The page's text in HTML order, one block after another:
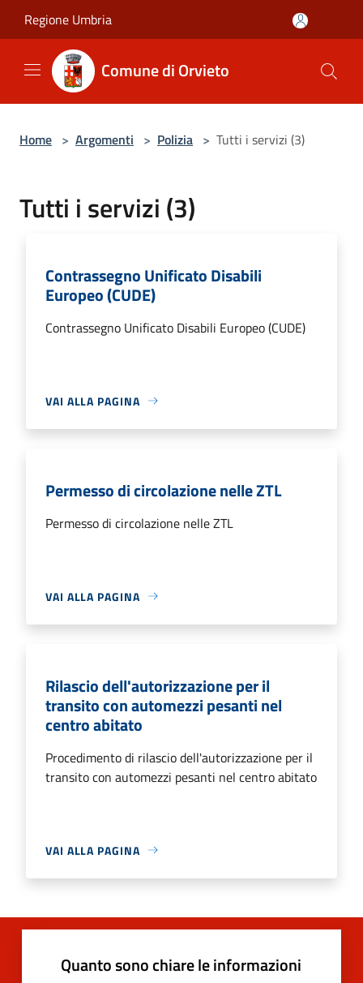
Regione Umbria
Comune di Orvieto
Home > Argomenti > Polizia > Tutti i servizi (3)
Tutti i servizi (3)
Contrassegno Unificato Disabili
Europeo (CUDE)
Contrassegno Unificato Disabili Europeo (CUDE)
VAI ALLA PAGINA
Permesso di circolazione nelle ZTL
Permesso di circolazione nelle ZTL
VAI ALLA PAGINA
Rilascio dell'autorizzazione per il
transito con automezzi pesanti nel
centro abitato
Procedimento di rilascio dell'autorizzazione per il
transito con automezzi pesanti nel centro abitato
VAI ALLA PAGINA
Quanto sono chiare le informazioni